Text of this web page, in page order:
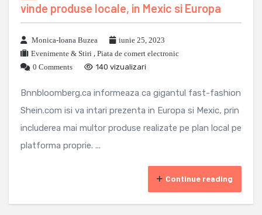
vinde produse locale, in Mexic si Europa
Monica-Ioana Buzea
iunie 25, 2023
Evenimente & Stiri , Piata de comert electronic
0 Comments
140 vizualizari
Bnnbloomberg.ca informeaza ca gigantul fast-fashion
Shein.com isi va intari prezenta in Europa si Mexic, prin
includerea mai multor produse realizate pe plan local pe
platforma proprie. ...
Continue reading